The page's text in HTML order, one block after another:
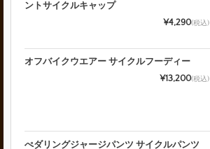
ントサイクルキャップ
¥4,290(税込)
オフバイクウエアー サイクルフーディー
¥13,200(税込)
ぺダリングジャージパンツ サイクルパンツ